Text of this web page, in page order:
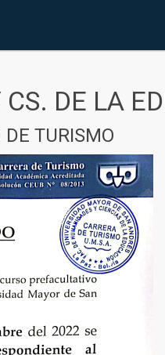
DE LA
DE TURISMO